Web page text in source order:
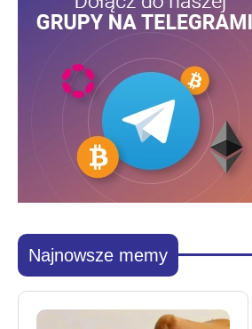
Najnowsze memy